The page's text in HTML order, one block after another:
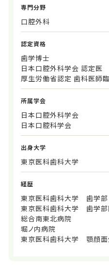
専門分野
口腔外科
認定資格
歯学博士
日本口腔外科学会 認定医
厚生労働省認定 歯科医師
所属学会
日本口腔外科学会
日本口腔科学会
出身大学
東京医科歯科大学
経歴
東京医科歯科大学 歯学
東京医科歯科大学 歯学
総合南東北病院
堀ノ内病院
東京医科歯科大学 顎顔面